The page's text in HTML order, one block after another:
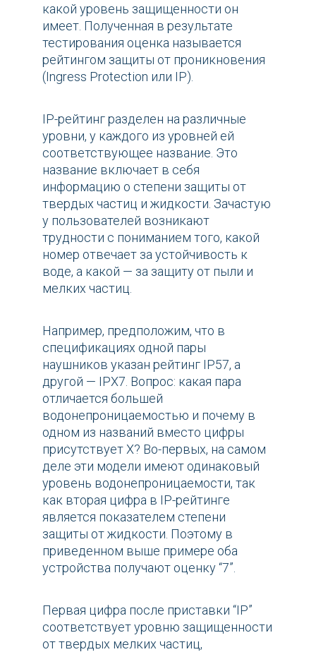
какой уровень защищенности он
имеет. Полученная в результате
тестирования оценка называется
рейтингом защиты от проникновения
(Ingress Protection или IP).
IP-рейтинг разделен на различные
уровни, у каждого из уровней ей
соответствующее название. Это
название включает в себя
информацию о степени защиты от
твердых частиц и жидкости. Зачастую
у пользователей возникают
трудности с пониманием того, какой
номер отвечает за устойчивость к
воде, а какой — за защиту от пыли и
мелких частиц.
Например, предположим, что в
спецификациях одной пары
наушников указан рейтинг IP57, а
другой — IPX7. Вопрос: какая пара
отличается большей
водонепроницаемостью и почему в
одном из названий вместо цифры
присутствует X? Во-первых, на самом
деле эти модели имеют одинаковый
уровень водонепроницаемости, так
как вторая цифра в IP-рейтинге
является показателем степени
защиты от жидкости. Поэтому в
приведенном выше примере оба
устройства получают оценку “7”.
Первая цифра после приставки “IP”
соответствует уровню защищенности
от твердых мелких частиц,